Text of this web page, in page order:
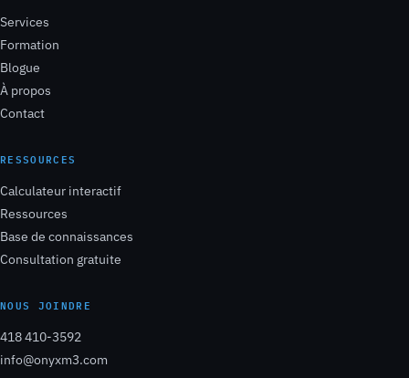
Services
Formation
Blogue
À propos
Contact
RESSOURCES
Calculateur interactif
Ressources
Base de connaissances
Consultation gratuite
NOUS JOINDRE
418 410-3592
info@onyxm3.com